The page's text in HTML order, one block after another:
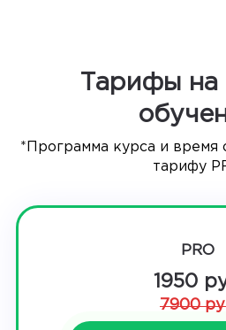
Тарифы на
*Программа курса и время
тарифу
PRO
1950
7900